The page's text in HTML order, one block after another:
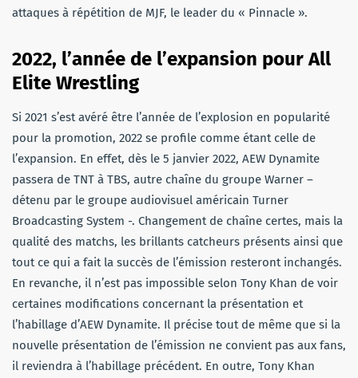
attaques à répétition de MJF, le leader du « Pinnacle ».
2022, l’année de l’expansion pour All
Elite Wrestling
Si 2021 s’est avéré être l’année de l’explosion en popularité
pour la promotion, 2022 se profile comme étant celle de
l’expansion. En effet, dès le 5 janvier 2022, AEW Dynamite
passera de TNT à TBS, autre chaîne du groupe Warner –
détenu par le groupe audiovisuel américain Turner
Broadcasting System -. Changement de chaîne certes, mais la
qualité des matchs, les brillants catcheurs présents ainsi que
tout ce qui a fait la succès de l’émission resteront inchangés.
En revanche, il n’est pas impossible selon Tony Khan de voir
certaines modifications concernant la présentation et
l’habillage d’AEW Dynamite. Il précise tout de même que si la
nouvelle présentation de l’émission ne convient pas aux fans,
il reviendra à l’habillage précédent. En outre, Tony Khan